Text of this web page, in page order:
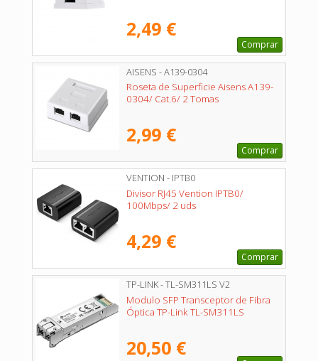
2,49 €
Comprar
AISENS - A139-0304
Roseta de Superficie Aisens A139-
0304/ Cat.6/ 2 Tomas
2,99 €
Comprar
VENTION - IPTB0
Divisor RJ45 Vention IPTB0/
100Mbps/ 2 uds
4,29 €
Comprar
TP-LINK - TL-SM311LS V2
Modulo SFP Transceptor de Fibra
Óptica TP-Link TL-SM311LS
20,50 €